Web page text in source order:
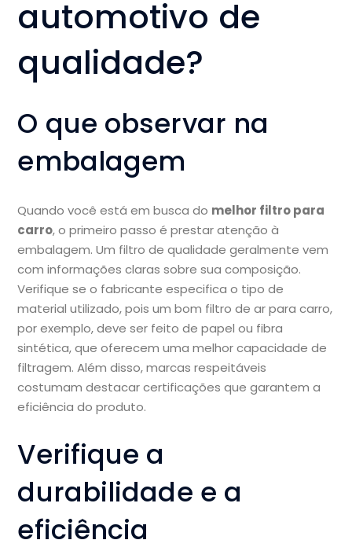
automotivo de
qualidade?
O que observar na
embalagem
Quando você está em busca do melhor filtro para
carro, o primeiro passo é prestar atenção à
embalagem. Um filtro de qualidade geralmente vem
com informações claras sobre sua composição.
Verifique se o fabricante especifica o tipo de
material utilizado, pois um bom filtro de ar para carro,
por exemplo, deve ser feito de papel ou fibra
sintética, que oferecem uma melhor capacidade de
filtragem. Além disso, marcas respeitáveis
costumam destacar certificações que garantem a
eficiência do produto.
Verifique a
durabilidade e a
eficiência